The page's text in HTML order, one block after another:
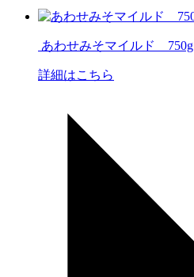
あわせみそマイルド 750g
詳細はこちら